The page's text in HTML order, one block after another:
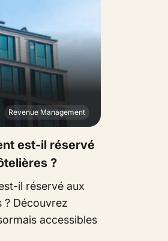
Revenue Management
est-il réservé
?
il réservé aux
? Découvrez
accessibles